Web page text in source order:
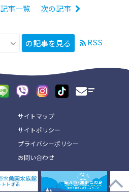
記事一覧 次の記事
の記事を見る RSS
サイトマップ
サイトポリシー
プライバシーポリシー
お問い合わせ